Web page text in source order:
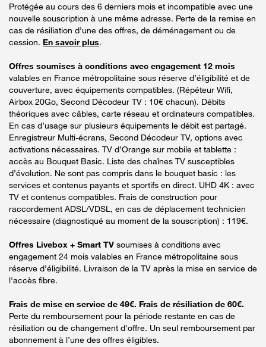
Protégée au cours des 6 derniers mois et incompatible avec une
nouvelle souscription à une même adresse. Perte de la remise en
cas de résiliation d’une des offres, de déménagement ou de
cession. En savoir plus.
Offres soumises à conditions avec engagement 12 mois
valables en France métropolitaine sous réserve d’éligibilité et de
couverture, avec équipements compatibles. (Répéteur Wifi,
Airbox 20Go, Second Décodeur TV : 10€ chacun). Débits
théoriques avec câbles, carte réseau et ordinateurs compatibles.
En cas d’usage sur plusieurs équipements le débit est partagé.
Enregistreur Multi-écrans, Second Décodeur TV, options avec
activations nécessaires. TV d’Orange sur mobile et tablette :
accès au Bouquet Basic. Liste des chaînes TV susceptibles
d’évolution. Ne sont pas compris dans le bouquet basic : les
services et contenus payants et sportifs en direct. UHD 4K : avec
TV et contenus compatibles. Frais de construction pour
raccordement ADSL/VDSL, en cas de déplacement technicien
nécessaire (diagnostiqué au moment de la souscription) : 119€.
Offres Livebox + Smart TV soumises à conditions avec
engagement 24 mois valables en France métropolitaine sous
réserve d’éligibilité. Livraison de la TV après la mise en service de
l'accès fibre.
Frais de mise en service de 49€. Frais de résiliation de 60€.
Perte du remboursement pour la période restante en cas de
résiliation ou de changement d'offre. Un seul remboursement par
abonnement à l’une des offres éligibles.